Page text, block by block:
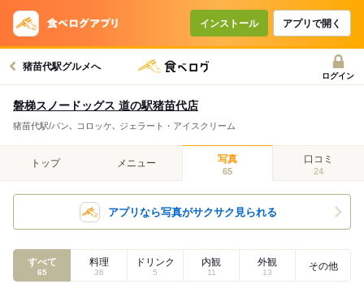
インストール アプリで開く
猪苗代駅グルメへ
ログイン
磐梯スノードッグス 道の駅猪苗代店
猪苗代駅/パン､ コロッケ､ ジェラート・アイスクリーム
トップ メニュー 写真
65
口コミ
24
アプリなら写真がサクサク見られる
すべて
65
料理
36
ドリンク
5
内観
11
外観
13
その他